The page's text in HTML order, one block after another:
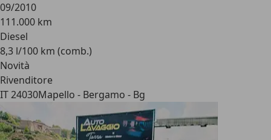
09/2010
111.000 km
Diesel
8,3 l/100 km (comb.)
Novità
Rivenditore
IT 24030Mapello - Bergamo - Bg